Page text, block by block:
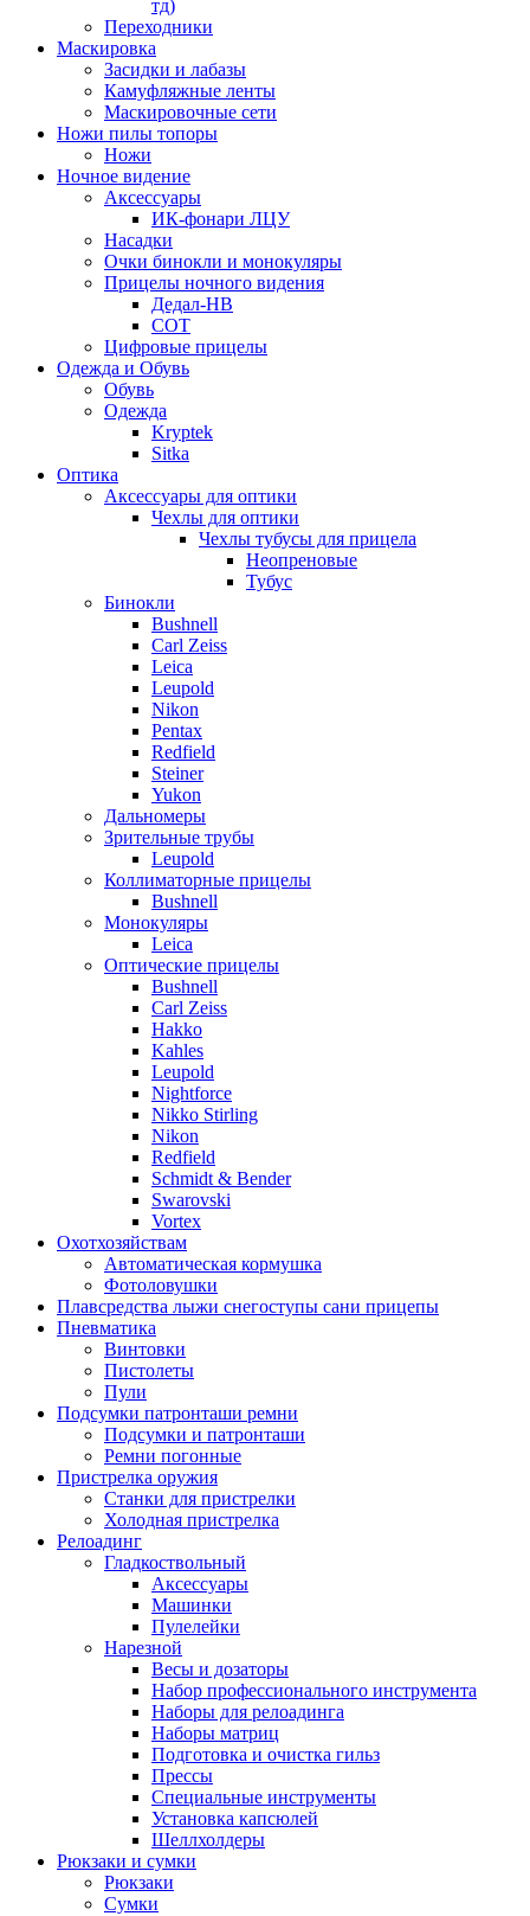
тд)
Переходники
Маскировка
Засидки и лабазы
Камуфляжные ленты
Маскировочные сети
Ножи пилы топоры
Ножи
Ночное видение
Аксессуары
ИК-фонари ЛЦУ
Насадки
Очки бинокли и монокуляры
Прицелы ночного видения
Дедал-НВ
СОТ
Цифровые прицелы
Одежда и Обувь
Обувь
Одежда
Kryptek
Sitka
Оптика
Аксессуары для оптики
Чехлы для оптики
Чехлы тубусы для прицела
Неопреновые
Тубус
Бинокли
Bushnell
Carl Zeiss
Leica
Leupold
Nikon
Pentax
Redfield
Steiner
Yukon
Дальномеры
Зрительные трубы
Leupold
Коллиматорные прицелы
Bushnell
Монокуляры
Leica
Оптические прицелы
Bushnell
Carl Zeiss
Hakko
Kahles
Leupold
Nightforce
Nikko Stirling
Nikon
Redfield
Schmidt & Bender
Swarovski
Vortex
Охотхозяйствам
Автоматическая кормушка
Фотоловушки
Плавсредства лыжи снегоступы сани прицепы
Пневматика
Винтовки
Пистолеты
Пули
Подсумки патронташи ремни
Подсумки и патронташи
Ремни погонные
Пристрелка оружия
Станки для пристрелки
Холодная пристрелка
Релоадинг
Гладкоствольный
Аксессуары
Машинки
Пулелейки
Нарезной
Весы и дозаторы
Набор профессионального инструмента
Наборы для релоадинга
Наборы матриц
Подготовка и очистка гильз
Прессы
Специальные инструменты
Установка капсюлей
Шеллхолдеры
Рюкзаки и сумки
Рюкзаки
Сумки